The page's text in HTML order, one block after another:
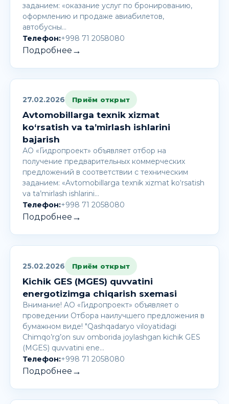
заданием: «оказание услуг по бронированию,
оформлению и продаже авиабилетов,
автобусны…
Телефон:+998 71 2058080
Подробнее →
27.02.2026 Приём открыт
Avtomobillarga texnik xizmat
ko‘rsatish va ta’mirlash ishlarini
bajarish
АО «Гидропроект» объявляет отбор на
получение предварительных коммерческих
предложений в соответствии с техническим
заданием: «Avtomobillarga texnik xizmat ko‘rsatish
va ta’mirlash ishlarini…
Телефон:+998 71 2058080
Подробнее →
25.02.2026 Приём открыт
Kichik GES (MGES) quvvatini
energotizimga chiqarish sxemasi
Внимание! AО «Гидропроект» объявляет о
проведении Отбора наилучшего предложения в
бумажном виде! "Qashqadaryo viloyatidagi
Chimqo’rg’on suv omborida joylashgan kichik GES
(MGES) quvvatini ene…
Телефон:+998 71 2058080
Подробнее →